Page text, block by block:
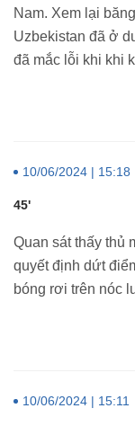
Nam. Xem lại
Uzbekistan đã ở
đã mắc lỗi khi khi
10/06/2024 | 15:18
45'
Quan sát thấy thủ
quyết định dứt
bóng rơi trên nóc
10/06/2024 | 15:11